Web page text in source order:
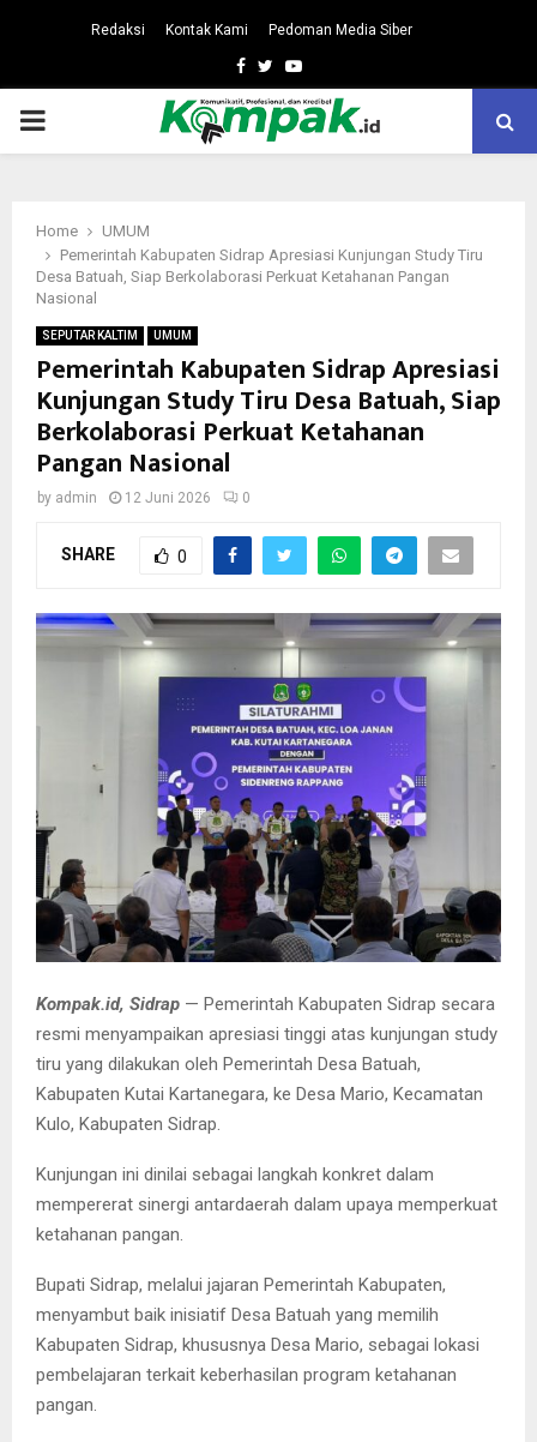
Redaksi Kontak Kami Pedoman Media Siber
Facebook
TwitterYoutube
PRIMARY
Home
UMUM
Pemerintah Kabupaten Sidrap Apresiasi Kunjungan Study Tiru
Desa Batuah, Siap Berkolaborasi Perkuat Ketahanan Pangan
Nasional
SEPUTAR KALTIM UMUM
Pemerintah Kabupaten Sidrap Apresiasi
Kunjungan Study Tiru Desa Batuah, Siap
Berkolaborasi Perkuat Ketahanan
Pangan Nasional
by admin 12 Juni 2026 0
SHARE 0
Kompak.id, Sidrap — Pemerintah Kabupaten Sidrap secara
resmi menyampaikan apresiasi tinggi atas kunjungan study
tiru yang dilakukan oleh Pemerintah Desa Batuah,
Kabupaten Kutai Kartanegara, ke Desa Mario, Kecamatan
Kulo, Kabupaten Sidrap.
Kunjungan ini dinilai sebagai langkah konkret dalam
mempererat sinergi antardaerah dalam upaya memperkuat
ketahanan pangan.
Bupati Sidrap, melalui jajaran Pemerintah Kabupaten,
menyambut baik inisiatif Desa Batuah yang memilih
Kabupaten Sidrap, khususnya Desa Mario, sebagai lokasi
pembelajaran terkait keberhasilan program ketahanan
pangan.